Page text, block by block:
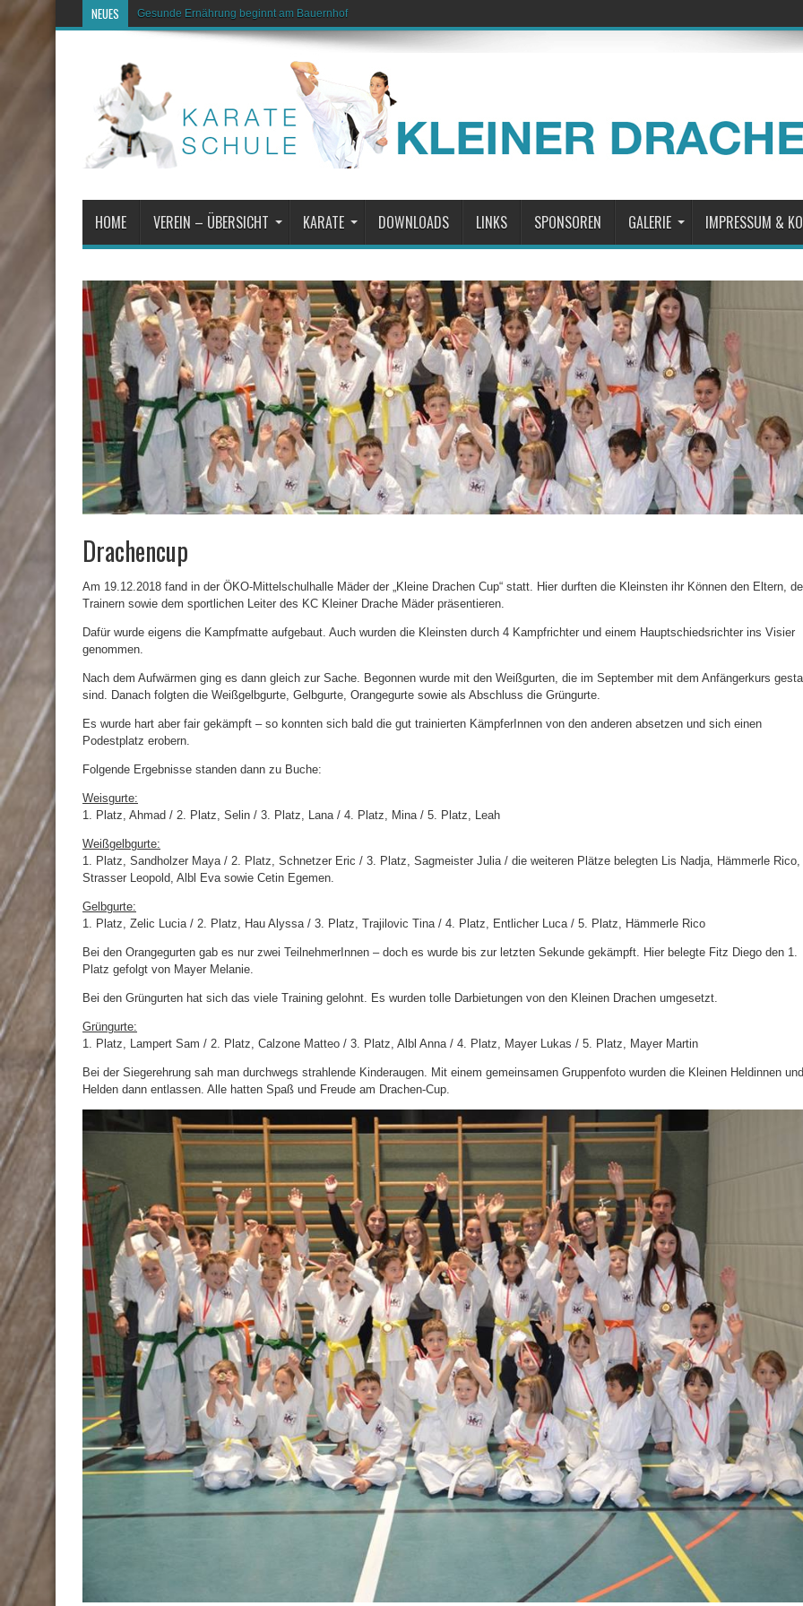
NEUES Gesunde Ernährung beginnt am Bauernhof
HOME VEREIN – ÜBERSICHT KARATE DOWNLOADS LINKS SPONSOREN GALERIE IMPRESSUM &
Drachencup
Am 19.12.2018 fand in der ÖKO-Mittelschulhalle Mäder der „Kleine Drachen Cup“ statt. Hier durften die Kleinsten ihr Können den Eltern,
Trainern sowie dem sportlichen Leiter des KC Kleiner Drache Mäder präsentieren.
Dafür wurde eigens die Kampfmatte aufgebaut. Auch wurden die Kleinsten durch 4 Kampfrichter und einem Hauptschiedsrichter ins Visier
genommen.
Nach dem Aufwärmen ging es dann gleich zur Sache. Begonnen wurde mit den Weißgurten, die im September mit dem Anfängerkurs
sind. Danach folgten die Weißgelbgurte, Gelbgurte, Orangegurte sowie als Abschluss die Grüngurte.
Es wurde hart aber fair gekämpft – so konnten sich bald die gut trainierten KämpferInnen von den anderen absetzen und sich einen
Podestplatz erobern.
Folgende Ergebnisse standen dann zu Buche:
Weisgurte:
1. Platz, Ahmad / 2. Platz, Selin / 3. Platz, Lana / 4. Platz, Mina / 5. Platz, Leah
Weißgelbgurte:
1. Platz, Sandholzer Maya / 2. Platz, Schnetzer Eric / 3. Platz, Sagmeister Julia / die weiteren Plätze belegten Lis Nadja, Hämmerle Rico,
Strasser Leopold, Albl Eva sowie Cetin Egemen.
Gelbgurte:
1. Platz, Zelic Lucia / 2. Platz, Hau Alyssa / 3. Platz, Trajilovic Tina / 4. Platz, Entlicher Luca / 5. Platz, Hämmerle Rico
Bei den Orangegurten gab es nur zwei TeilnehmerInnen – doch es wurde bis zur letzten Sekunde gekämpft. Hier belegte Fitz Diego den 1.
Platz gefolgt von Mayer Melanie.
Bei den Grüngurten hat sich das viele Training gelohnt. Es wurden tolle Darbietungen von den Kleinen Drachen umgesetzt.
Grüngurte:
1. Platz, Lampert Sam / 2. Platz, Calzone Matteo / 3. Platz, Albl Anna / 4. Platz, Mayer Lukas / 5. Platz, Mayer Martin
Bei der Siegerehrung sah man durchwegs strahlende Kinderaugen. Mit einem gemeinsamen Gruppenfoto wurden die Kleinen Heldinnen und
Helden dann entlassen. Alle hatten Spaß und Freude am Drachen-Cup.